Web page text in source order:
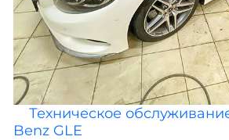
Техническое
Benz GLE